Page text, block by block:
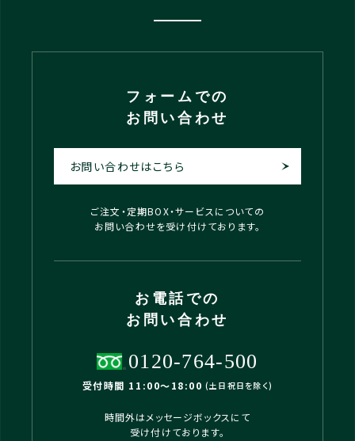
フォームでの
お問い合わせ
お問い合わせはこちら
ご注文・定期BOX・サービスについての
お問い合わせを受け付けております。
お電話での
お問い合わせ
0120-764-500
受付時間 11:00〜18:00 (土日祝日を除く)
時間外はメッセージボックスにて
受け付けております。